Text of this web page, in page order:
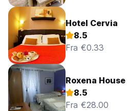
Hotel Cervia
8.5
Fra €0.33
Roxena House
8.5
Fra €28.00